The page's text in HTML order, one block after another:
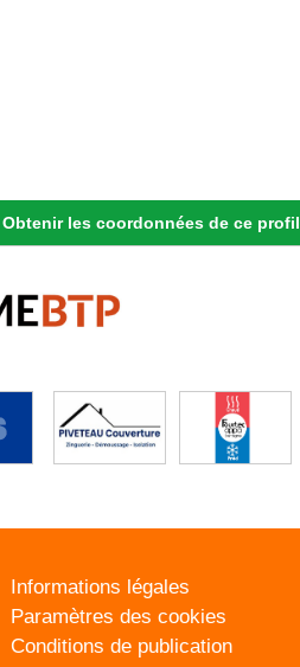
Obtenir les coordonnées de ce profil
Informations légales
Paramètres des cookies
Conditions de publication